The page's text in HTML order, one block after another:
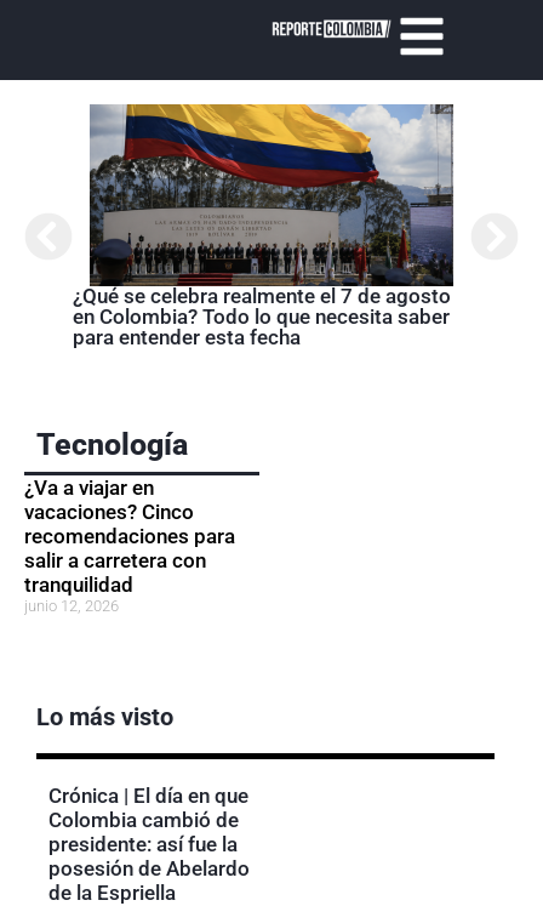
¿Qué se celebra realmente el 7 de agosto
en Colombia? Todo lo que necesita saber
para entender esta fecha
Tecnología
¿Va a viajar en
vacaciones? Cinco
recomendaciones para
salir a carretera con
tranquilidad
junio 12, 2026
Lo más visto
Crónica | El día en que
Colombia cambió de
presidente: así fue la
posesión de Abelardo
de la Espriella